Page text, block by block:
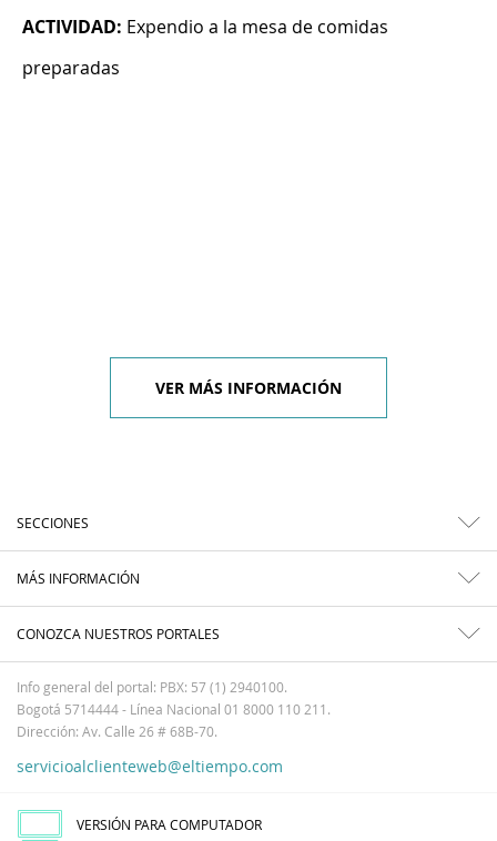
ACTIVIDAD: Expendio a la mesa de comidas
preparadas
VER MÁS INFORMACIÓN
SECCIONES
MÁS INFORMACIÓN
CONOZCA NUESTROS PORTALES
Info general del portal: PBX: 57 (1) 2940100.
Bogotá 5714444 - Línea Nacional 01 8000 110 211.
Dirección: Av. Calle 26 # 68B-70.
servicioalclienteweb@eltiempo.com
VERSIÓN PARA COMPUTADOR